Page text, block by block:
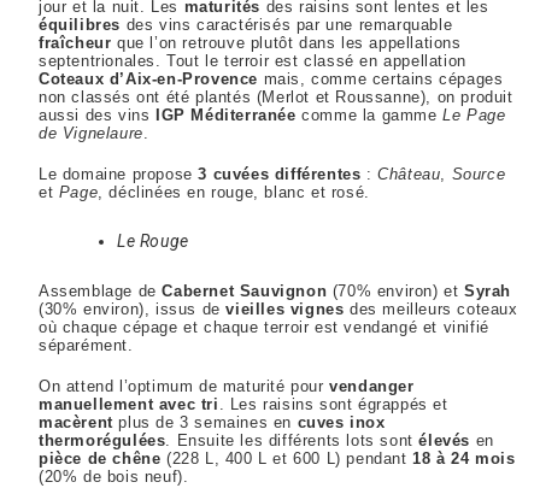
jour et la nuit. Les maturités des raisins sont lentes et les
équilibres des vins caractérisés par une remarquable
fraîcheur que l’on retrouve plutôt dans les appellations
septentrionales. Tout le terroir est classé en appellation
Coteaux d’Aix-en-Provence mais, comme certains cépages
non classés ont été plantés (Merlot et Roussanne), on produit
aussi des vins IGP Méditerranée comme la gammeLe Page
de Vignelaure
Le domaine propose3 cuvées différentes :Château, Source
et Page, déclinées en rouge, blanc et rosé.
Le Rouge
Assemblage deCabernet Sauvignon (70% environ) etSyrah
(30% environ), issus devieilles vignes des meilleurs coteaux
où chaque cépage et chaque terroir est vendangé et vinifié
séparément.
On attend l’optimum de maturité pourvendanger
manuellement avec tri . Les raisins sont égrappés et
macèrentplus de 3 semaines en cuves inox
thermorégulées. Ensuite les différents lots sontélevés en
pièce de chêne (228 L, 400 L et 600 L) pendant18 à 24 mois
(20% de bois neuf).